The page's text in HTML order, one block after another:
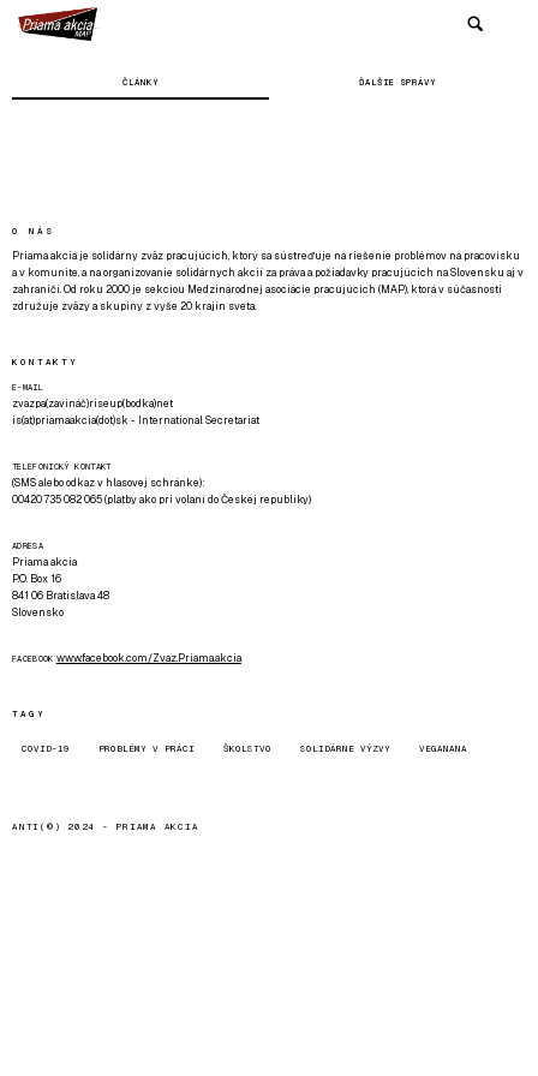
ČLÁNKY ĎALŠIE SPRÁVY
O NÁS
Priama akcia je solidárny zväz pracujúcich, ktorý sa sústreďuje na riešenie problémov na pracovisku
a v komunite, a na organizovanie solidárnych akcií za práva a požiadavky pracujúcich na Slovensku aj v
zahraničí. Od roku 2000 je sekciou Medzinárodnej asociácie pracujúcich (MAP), ktorá v súčasnosti
združuje zväzy a skupiny z vyše 20 krajín sveta.
KONTAKTY
E-MAIL
zvazpa(zavináč)riseup(bodka)net
is(at)priamaakcia(dot)sk - International Secretariat
TELEFONICKÝ KONTAKT
(SMS alebo odkaz v hlasovej schránke):
00420 735 082 065 (platby ako pri volaní do Českej republiky)
ADRESA
Priama akcia
P.O. Box 16
841 06 Bratislava 48
Slovensko
FACEBOOK www.facebook.com/Zvaz.Priama.akcia
TAGY
COVID-19 PROBLÉMY V PRÁCI ŠKOLSTVO SOLIDÁRNE VÝZVY VEGANANA
ANTI(©) 2024 - PRIAMA AKCIA